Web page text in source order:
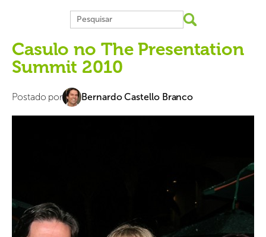
Casulo no The Presentation
Summit 2010
Postado por Bernardo Castello Branco